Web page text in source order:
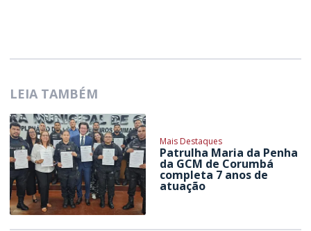
LEIA TAMBÉM
Mais Destaques
Patrulha Maria da Penha
da GCM de Corumbá
completa 7 anos de
atuação